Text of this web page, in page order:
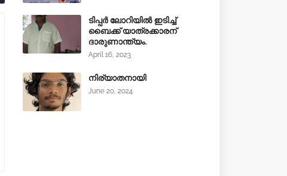
ടിപ്പർ ലോറിയിൽ ഇടിച്ച്
ബൈക്ക് യാത്രക്കാരന്
ദാരുണാന്ത്യം.
April 16, 2023
നിര്യാതനായി
June 20, 2024